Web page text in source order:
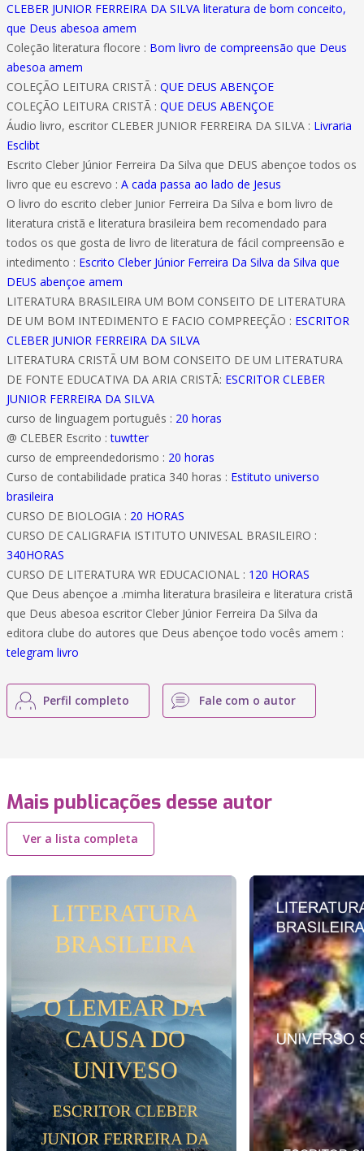
CLEBER JUNIOR FERREIRA DA SILVA literatura de bom conceito,
que Deus abesoa amem
Coleção literatura flocore : Bom livro de compreensão que Deus
abesoa amem
COLEÇÃO LEITURA CRISTÃ : QUE DEUS ABENÇOE
COLEÇÃO LEITURA CRISTÃ : QUE DEUS ABENÇOE
Áudio livro, escritor CLEBER JUNIOR FERREIRA DA SILVA : Livraria
Esclibt
Escrito Cleber Júnior Ferreira Da Silva que DEUS abençoe todos os
livro que eu escrevo : A cada passa ao lado de Jesus
O livro do escrito cleber Junior Ferreira Da Silva e bom livro de
literatura cristã e literatura brasileira bem recomendado para
todos os que gosta de livro de literatura de fácil compreensão e
intedimento : Escrito Cleber Júnior Ferreira Da Silva da Silva que
DEUS abençoe amem
LITERATURA BRASILEIRA UM BOM CONSEITO DE LITERATURA
DE UM BOM INTEDIMENTO E FACIO COMPREEÇÃO : ESCRITOR
CLEBER JUNIOR FERREIRA DA SILVA
LITERATURA CRISTÃ UM BOM CONSEITO DE UM LITERATURA
DE FONTE EDUCATIVA DA ARIA CRISTÃ: ESCRITOR CLEBER
JUNIOR FERREIRA DA SILVA
curso de linguagem português : 20 horas
@ CLEBER Escrito :tuwtter
curso de empreendedorismo : 20 horas
Curso de contabilidade pratica 340 horas : Estituto universo
brasileira
CURSO DE BIOLOGIA : 20 HORAS
CURSO DE CALIGRAFIA ISTITUTO UNIVESAL BRASILEIRO :
340HORAS
CURSO DE LITERATURA WR EDUCACIONAL : 120 HORAS
Que Deus abençoe a .mimha literatura brasileira e literatura cristã
que Deus abesoa escritor Cleber Júnior Ferreira Da Silva da
editora clube do autores que Deus abençoe todo vocês amem :
telegram livro
Perfil completo Fale com o autor
Mais publicações desse autor
Ver a lista completa